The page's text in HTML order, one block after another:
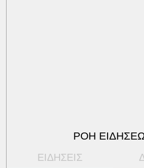
ΡΟΗ
ΕΙΔΗΣΕΙΣ